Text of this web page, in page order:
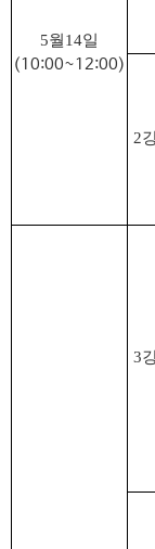
5월14일
(10:00~12:00)
2
3